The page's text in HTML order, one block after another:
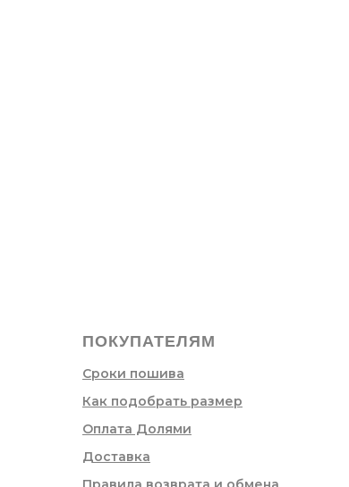
ПОКУПАТЕЛЯМ
Сроки пошива
Как подобрать размер
Оплата Долями
Доставка